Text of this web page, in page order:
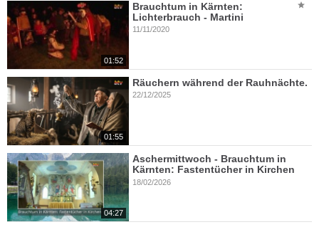
01:52
Brauchtum in Kärnten:
Lichterbrauch - Martini
11/11/2020
01:55
Räuchern während der Rauhnächte.
22/12/2025
04:27
Aschermittwoch - Brauchtum in
Kärnten: Fastentücher in Kirchen
18/02/2026